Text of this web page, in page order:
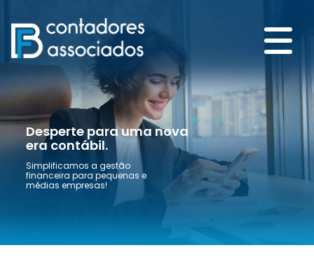
Desperte para uma nova
era contábil.
Simplificamos a gestão
financeira para pequenas e
médias empresas!